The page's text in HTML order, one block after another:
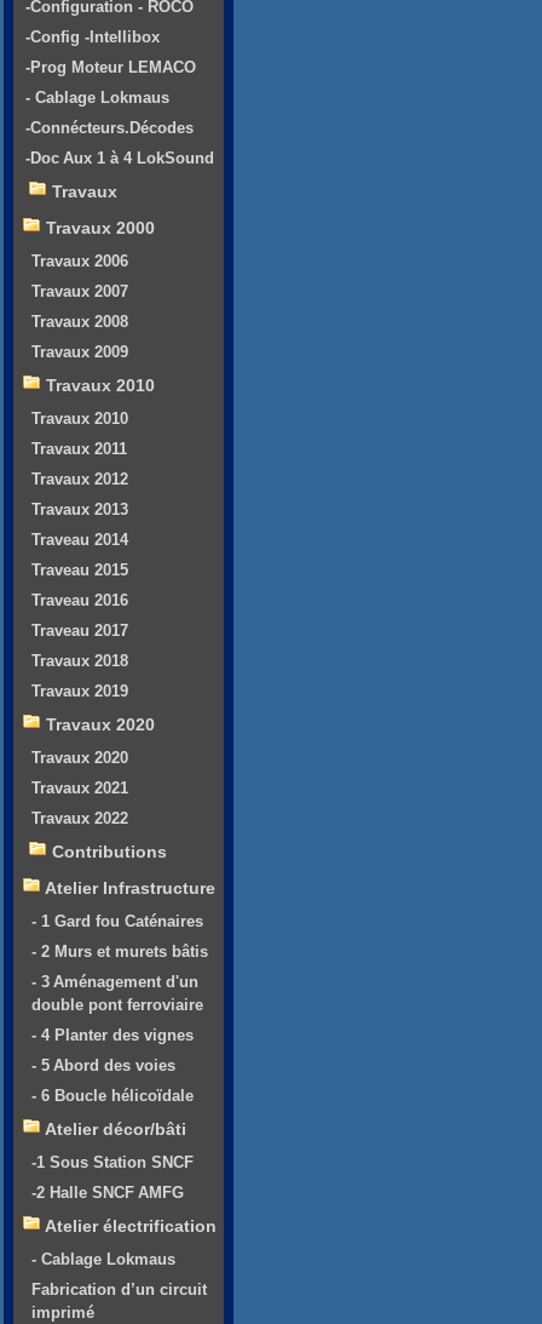
-Configuration - ROCO
-Config -Intellibox
-Prog Moteur LEMACO
- Cablage Lokmaus
-Connécteurs.Décodes
-Doc Aux 1 à 4 LokSound
Travaux
Travaux 2000
Travaux 2006
Travaux 2007
Travaux 2008
Travaux 2009
Travaux 2010
Travaux 2010
Travaux 2011
Travaux 2012
Travaux 2013
Traveau 2014
Traveau 2015
Traveau 2016
Traveau 2017
Travaux 2018
Travaux 2019
Travaux 2020
Travaux 2020
Travaux 2021
Travaux 2022
Contributions
Atelier Infrastructure
- 1 Gard fou Caténaires
- 2 Murs et murets bâtis
- 3 Aménagement d'un
double pont ferroviaire
- 4 Planter des vignes
- 5 Abord des voies
- 6 Boucle hélicoïdale
Atelier décor/bâti
-1 Sous Station SNCF
-2 Halle SNCF AMFG
Atelier électrification
- Cablage Lokmaus
Fabrication d’un circuit
imprimé